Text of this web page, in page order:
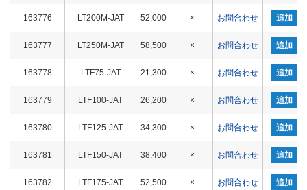
163776 LT200M-JAT 52,000 × お問合わせ 追加
163777 LT250M-JAT 58,500 × お問合わせ 追加
163778 LTF75-JAT 21,300 × お問合わせ 追加
163779 LTF100-JAT 26,200 × お問合わせ 追加
163780 LTF125-JAT 34,300 × お問合わせ 追加
163781 LTF150-JAT 38,400 × お問合わせ 追加
163782 LTF175-JAT 52,500 × お問合わせ 追加